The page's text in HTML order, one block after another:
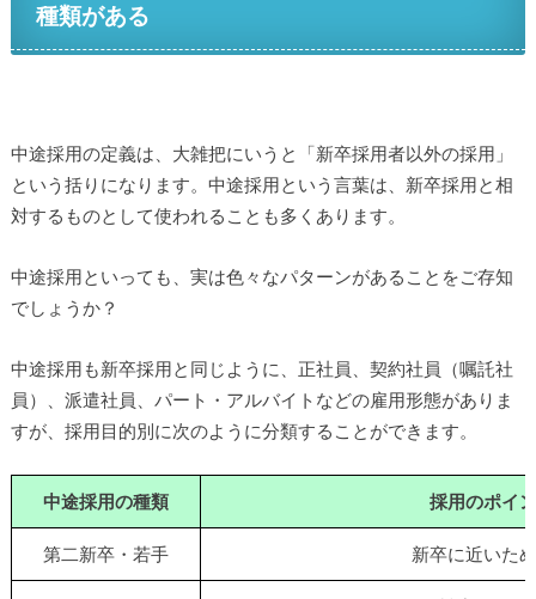
種類がある
中途採用の定義は、大雑把にいうと「新卒採用者以外の採用」
という括りになります。中途採用という言葉は、新卒採用と相
対するものとして使われることも多くあります。
中途採用といっても、実は色々なパターンがあることをご存知
でしょうか？
中途採用も新卒採用と同じように、正社員、契約社員（嘱託社
員）、派遣社員、パート・アルバイトなどの雇用形態がありま
すが、採用目的別に次のように分類することができます。
中途採用の種類 採用のポイ
第二新卒・若手 新卒に近いた